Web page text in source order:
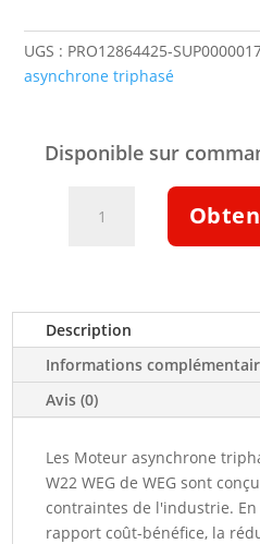
UGS : PRO12864425-
asynchrone triphasé
Disponible sur
55kW
750tr/min
B5T
400/690V
(12864425)
Description
Informations
Avis (0)
Les Moteur asynchrone
W22 WEG de WEG sont
contraintes de l'industrie.
rapport coût-bénéfice, la